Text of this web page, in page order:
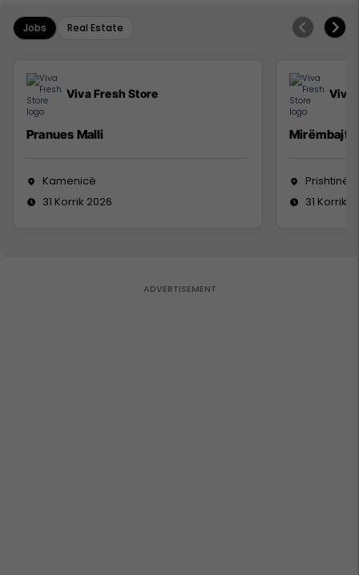
Jobs Real Estate
Viva Fresh Store
Pranues Malli
Kamenicë
31 Korrik 2026
Viva
Prishtinë
31 Korrik